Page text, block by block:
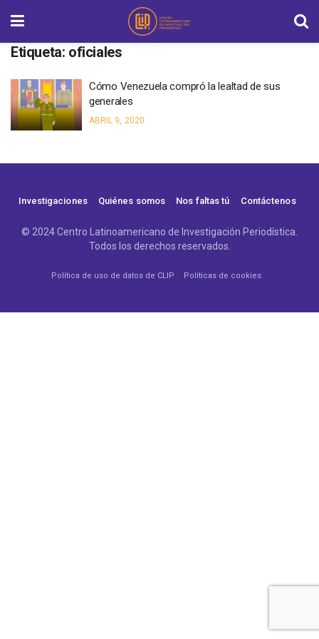
Etiqueta: oficiales
Cómo Venezuela compró la lealtad de sus
generales
ABRIL 9, 2020
Investigaciones Quiénes somos Nos faltas tú Contáctenos
© 2024 Centro Latinoamericano de Investigación Periodística.
Todos los derechos reservados.
Política de uso de datos de CLIP Políticas de cookies